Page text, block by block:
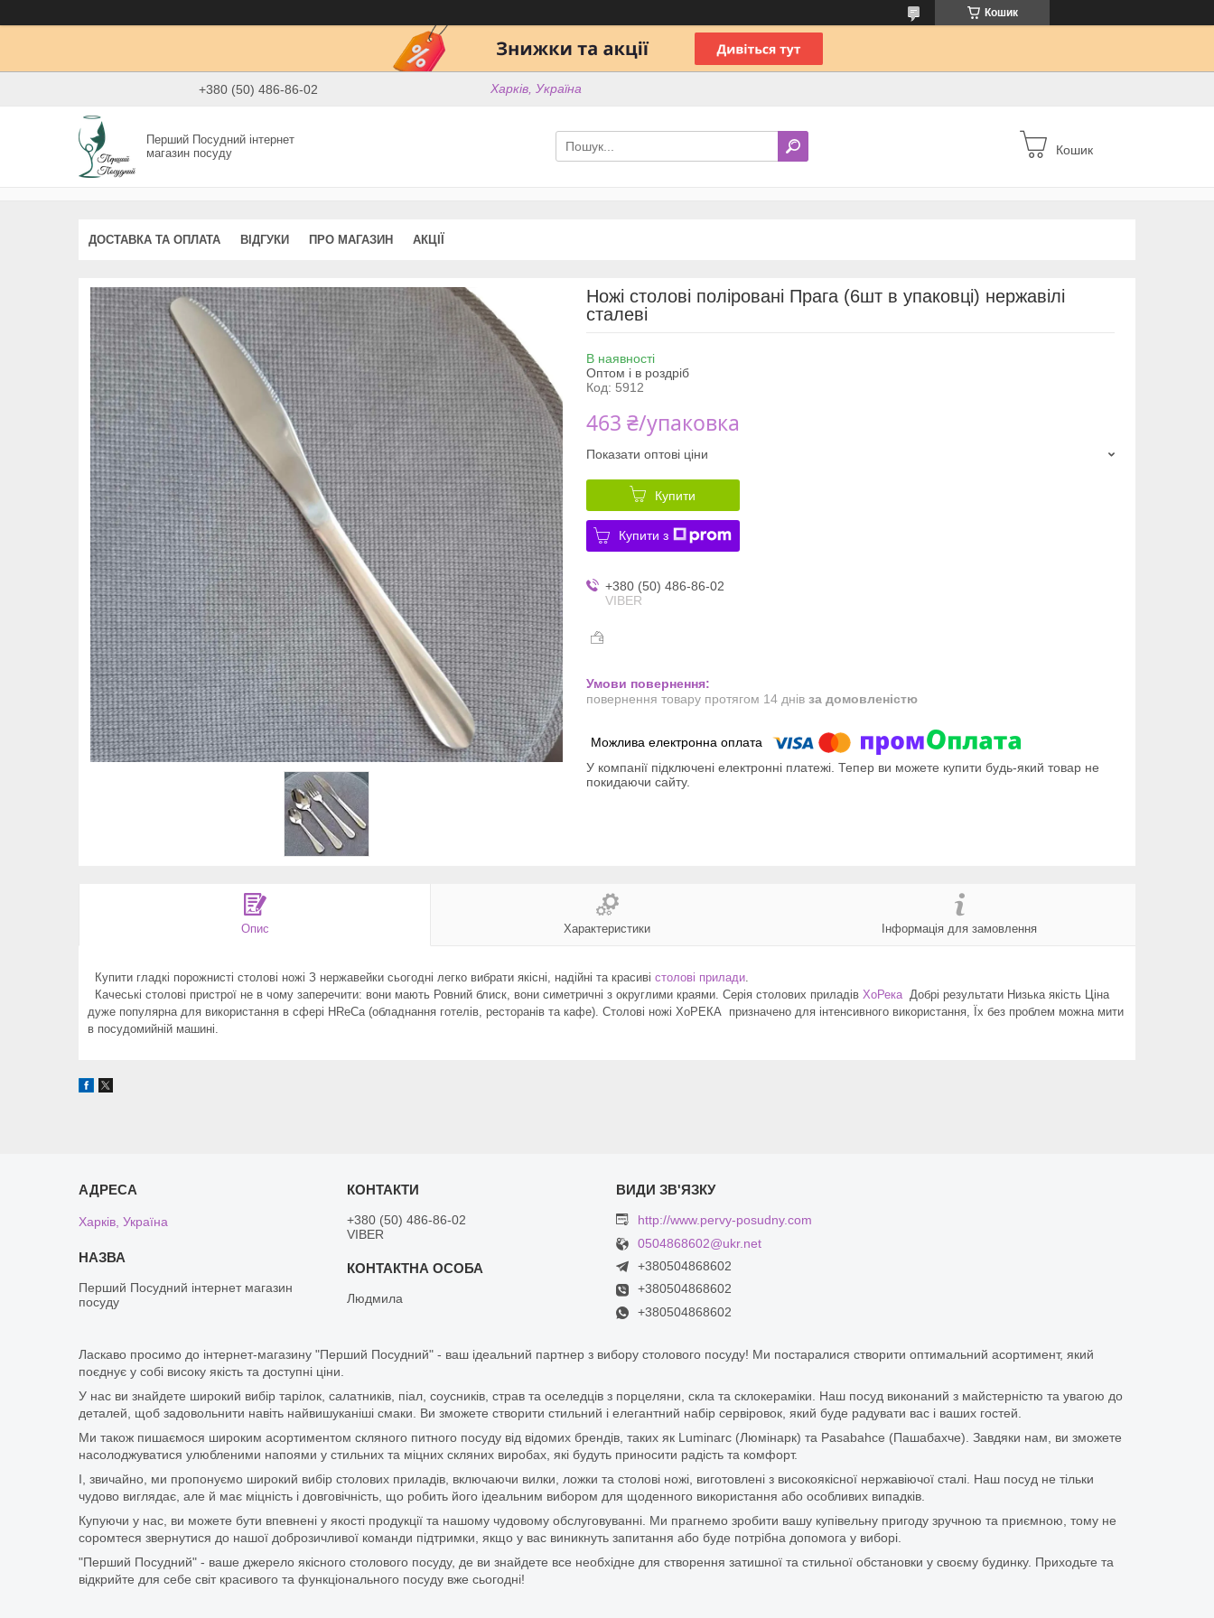
Кошик
+380 (50) 486-86-02 Харків, Україна
Перший Посудний інтернет
магазин посуду
Кошик
ДОСТАВКА ТА ОПЛАТА ВІДГУКИ ПРО МАГАЗИН АКЦІЇ
Ножі столові поліровані Прага (6шт в упаковці) нержавілі
сталеві
В наявності
Оптом і в роздріб
Код: 5912
463 ₴/упаковка
Показати оптові ціни
Купити
Купити з
+380 (50) 486-86-02
VIBER
повернення товару протягом 14 днів за домовленістю
У компанії підключені електронні платежі. Тепер ви можете купити будь-який товар не
покидаючи сайту.
Опис Характеристики Інформація для замовлення
Купити гладкі порожнисті столові ножі З нержавейки сьогодні легко вибрати якісні, надійні та красиві столові прилади
Качеські столові пристрої не в чому заперечити: вони мають Ровний блиск, вони симетричні з округлими краями. Серія столових приладів ХоРека Добрі результати Низька якість Ціна
дуже популярна для використання в сфері HReCa (обладнання готелів, ресторанів та кафе). Столові ножі ХоРЕКА призначено для інтенсивного використання, Їх без проблем можна мити
в посудомийній машині.
Харків, Україна
Перший Посудний інтернет магазин
посуду
+380 (50) 486-86-02
VIBER
Людмила
http://www.pervy-posudny.com
0504868602@ukr.net
+380504868602
+380504868602
+380504868602
Ласкаво просимо до інтернет-магазину "Перший Посудний" - ваш ідеальний партнер з вибору столового посуду! Ми постаралися створити оптимальний асортимент, який
поєднує у собі високу якість та доступні ціни.
У нас ви знайдете широкий вибір тарілок, салатників, піал, соусників, страв та оселедців з порцеляни, скла та склокераміки. Наш посуд виконаний з майстерністю та увагою до
деталей, щоб задовольнити навіть найвишуканіші смаки. Ви зможете створити стильний і елегантний набір сервіровок, який буде радувати вас і ваших гостей.
Ми також пишаємося широким асортиментом скляного питного посуду від відомих брендів, таких як Luminarc (Люмінарк) та Pasabahce (Пашабахче). Завдяки нам, ви зможете
насолоджуватися улюбленими напоями у стильних та міцних скляних виробах, які будуть приносити радість та комфорт.
І, звичайно, ми пропонуємо широкий вибір столових приладів, включаючи вилки, ложки та столові ножі, виготовлені з високоякісної нержавіючої сталі. Наш посуд не тільки
чудово виглядає, але й має міцність і довговічність, що робить його ідеальним вибором для щоденного використання або особливих випадків.
Купуючи у нас, ви можете бути впевнені у якості продукції та нашому чудовому обслуговуванні. Ми прагнемо зробити вашу купівельну пригоду зручною та приємною, тому не
соромтеся звернутися до нашої доброзичливої команди підтримки, якщо у вас виникнуть запитання або буде потрібна допомога у виборі.
"Перший Посудний" - ваше джерело якісного столового посуду, де ви знайдете все необхідне для створення затишної та стильної обстановки у своєму будинку. Приходьте та
відкрийте для себе світ красивого та функціонального посуду вже сьогодні!